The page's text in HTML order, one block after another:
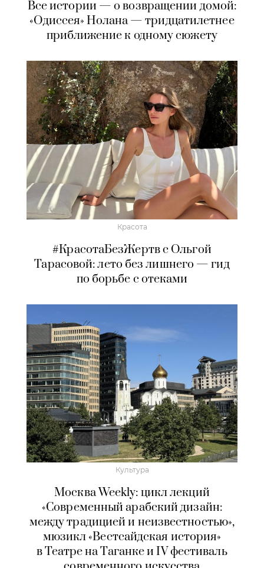
Все истории — о возвращении домой:
«Одиссея» Нолана — тридцатилетнее
приближение к одному сюжету
Красота
#КрасотаБезЖертв с Ольгой
Тарасовой: лето без лишнего — гид
по борьбе с отеками
Культура
Москва Weekly: цикл лекций
«Современный арабский дизайн:
между традицией и неизвестностью»,
мюзикл «Вестсайдская история»
в Театре на Таганке и IV фестиваль